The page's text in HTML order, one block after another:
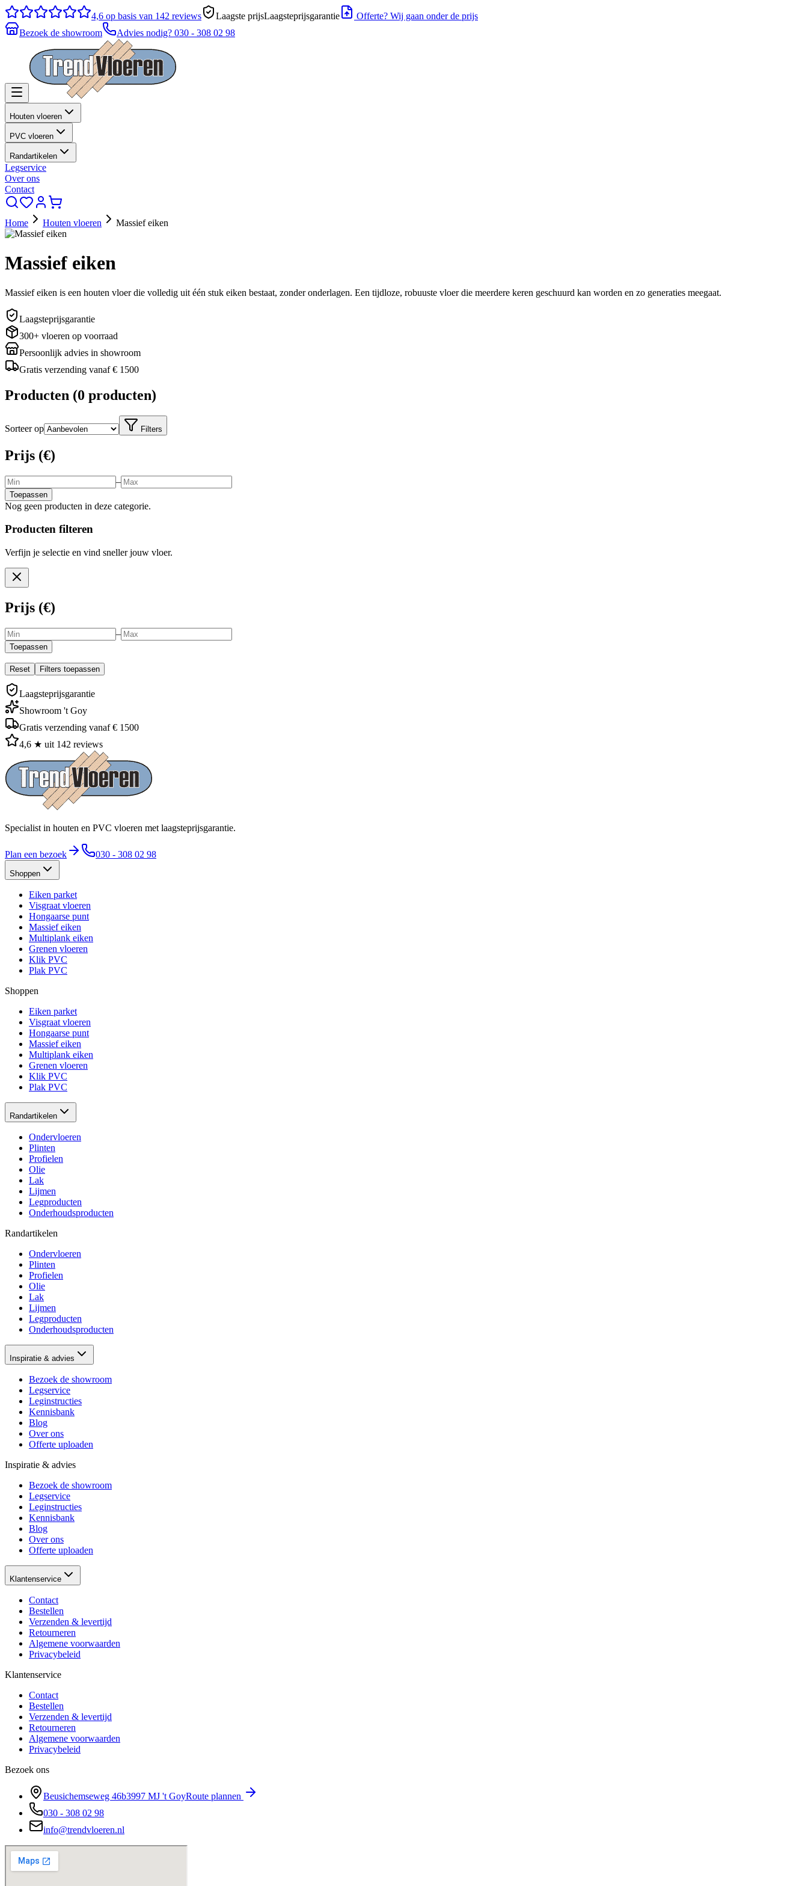
4,6 op basis van 142 reviews Laagste prijsLaagsteprijsgarantie
Offerte? Wij gaan onder de prijs
Bezoek de showroom
Advies nodig? 030 - 308 02 98
Houten vloeren
PVC vloeren
Randartikelen
Legservice
Over ons
Contact
Home Houten vloeren Massief eiken
Massief eiken
Massief eiken is een houten vloer die volledig uit één stuk eiken bestaat, zonder onderlagen. Een tijdloze, robuuste vloer die meerdere keren geschuurd kan worden en zo generaties meegaat.
Laagsteprijsgarantie
300+ vloeren op voorraad
Persoonlijk advies in showroom
Gratis verzending vanaf € 1500
Producten (0 producten)
Sorteer op Filters
Prijs (€)
–
Toepassen
Nog geen producten in deze categorie.
Producten filteren
Verfijn je selectie en vind sneller jouw vloer.
Prijs (€)
–
Toepassen
Reset Filters toepassen
Laagsteprijsgarantie
Showroom 't Goy
Gratis verzending vanaf € 1500
4,6 ★ uit 142 reviews
Specialist in houten en PVC vloeren met laagsteprijsgarantie.
Plan een bezoek 030 - 308 02 98
Shoppen
Eiken parket
Visgraat vloeren
Hongaarse punt
Massief eiken
Multiplank eiken
Grenen vloeren
Klik PVC
Plak PVC
Shoppen
Eiken parket
Visgraat vloeren
Hongaarse punt
Massief eiken
Multiplank eiken
Grenen vloeren
Klik PVC
Plak PVC
Randartikelen
Ondervloeren
Plinten
Profielen
Olie
Lak
Lijmen
Legproducten
Onderhoudsproducten
Randartikelen
Ondervloeren
Plinten
Profielen
Olie
Lak
Lijmen
Legproducten
Onderhoudsproducten
Inspiratie & advies
Bezoek de showroom
Legservice
Leginstructies
Kennisbank
Blog
Over ons
Offerte uploaden
Inspiratie & advies
Bezoek de showroom
Legservice
Leginstructies
Kennisbank
Blog
Over ons
Offerte uploaden
Klantenservice
Contact
Bestellen
Verzenden & levertijd
Retourneren
Algemene voorwaarden
Privacybeleid
Klantenservice
Contact
Bestellen
Verzenden & levertijd
Retourneren
Algemene voorwaarden
Privacybeleid
Bezoek ons
Beusichemseweg 46b3997 MJ 't GoyRoute plannen
030 - 308 02 98
info@trendvloeren.nl